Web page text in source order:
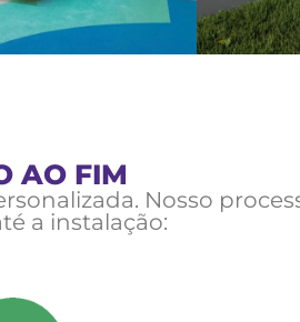
AO FIM
Nosso
a instalação: